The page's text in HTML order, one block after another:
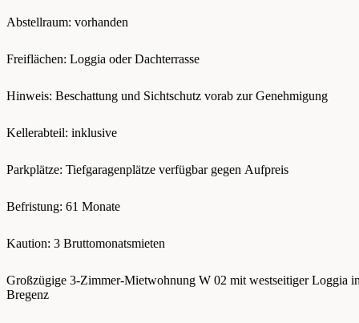
Abstellraum: vorhanden
Freiflächen: Loggia oder Dachterrasse
Hinweis: Beschattung und Sichtschutz vorab zur Genehmigung
Kellerabteil: inklusive
Parkplätze: Tiefgaragenplätze verfügbar gegen Aufpreis
Befristung: 61 Monate
Kaution: 3 Bruttomonatsmieten
Großzügige 3-Zimmer-Mietwohnung W 02 mit westseitiger Loggia
Bregenz